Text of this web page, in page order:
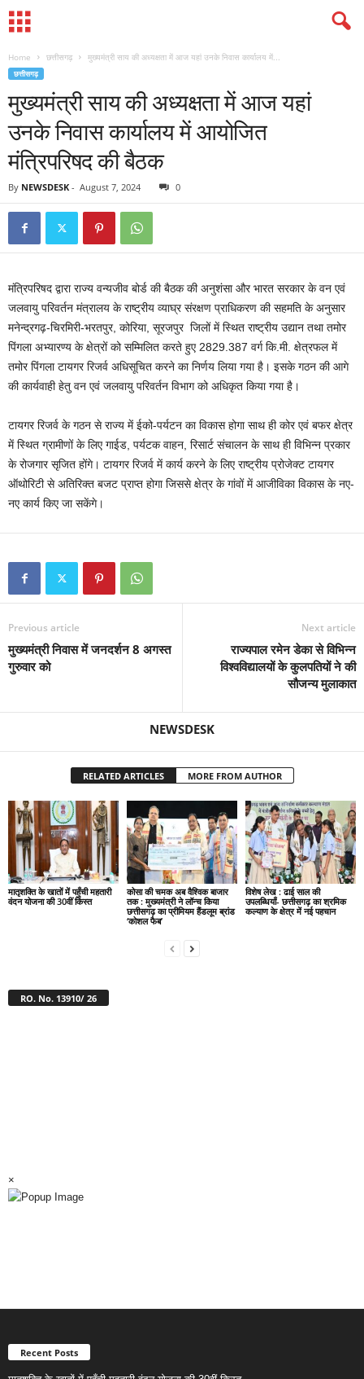
Home छत्तीसगढ़ मुख्यमंत्री साय की अध्यक्षता में आज यहां उनके निवास कार्यालय में...
छत्तीसगढ़
मुख्यमंत्री साय की अध्यक्षता में आज यहां
उनके निवास कार्यालय में आयोजित
मंत्रिपरिषद की बैठक
By NEWSDESK - August 7, 2024 0
मंत्रिपरिषद द्वारा राज्य वन्यजीव बोर्ड की बैठक की अनुशंसा और भारत सरकार के वन एवं
जलवायु परिवर्तन मंत्रालय के राष्ट्रीय व्याघ्र संरक्षण प्राधिकरण की सहमति के अनुसार
मनेन्द्रगढ़-चिरमिरी-भरतपुर, कोरिया, सूरजपुर जिलों में स्थित राष्ट्रीय उद्यान तथा तमोर
पिंगला अभ्यारण्य के क्षेत्रों को सम्मिलित करते हुए 2829.387 वर्ग कि.मी. क्षेत्रफल में
तमोर पिंगला टायगर रिजर्व अधिसूचित करने का निर्णय लिया गया है। इसके गठन की आगे
की कार्यवाही हेतु वन एवं जलवायु परिवर्तन विभाग को अधिकृत किया गया है।
टायगर रिजर्व के गठन से राज्य में ईको-पर्यटन का विकास होगा साथ ही कोर एवं बफर क्षेत्र
में स्थित ग्रामीणों के लिए गाईड, पर्यटक वाहन, रिसार्ट संचालन के साथ ही विभिन्न प्रकार
के रोजगार सृजित होंगे। टायगर रिजर्व में कार्य करने के लिए राष्ट्रीय प्रोजेक्ट टायगर
ऑथोरिटी से अतिरिक्त बजट प्राप्त होगा जिससे क्षेत्र के गांवों में आजीविका विकास के नए-
नए कार्य किए जा सकेंगे।
Previous article
मुख्यमंत्री निवास में जनदर्शन 8 अगस्त
गुरुवार को
Next article
राज्यपाल रमेन डेका से विभिन्न
विश्वविद्यालयों के कुलपतियों ने की
सौजन्य मुलाकात
NEWSDESK
RELATED ARTICLES MORE FROM AUTHOR
मातृशक्ति के खातों में पहुँची महतारी
वंदन योजना की 30वीं किस्त
कोसा की चमक अब वैश्विक बाजार
तक : मुख्यमंत्री ने लॉन्च किया
छत्तीसगढ़ का प्रीमियम हैंडलूम ब्रांड
‘कोशल फैब’
विशेष लेख : ढाई साल की
उपलब्धियाँ- छत्तीसगढ़ का श्रमिक
कल्याण के क्षेत्र में नई पहचान
RO. No. 13910/ 26
×
Recent Posts